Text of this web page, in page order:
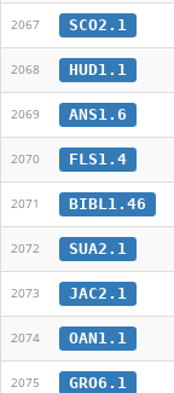
2067 SCO2.1
2068 HUD1.1
2069 ANS1.6
2070 FLS1.4
2071 BIBL1.46
2072 SUA2.1
2073 JAC2.1
2074 OAN1.1
2075 GRO6.1